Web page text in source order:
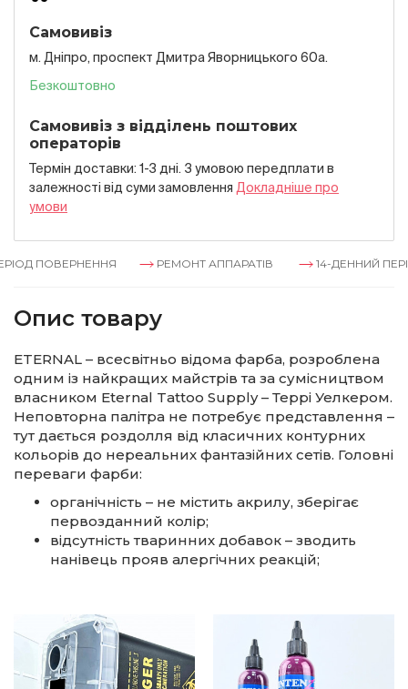
Самовивіз
м. Дніпро, проспект Дмитра Яворницького 60а.
Безкоштовно
Самовивіз з відділень поштових
операторів
Термін доставки: 1-3 дні. З умовою передплати в
залежностi вiд суми замовлення Докладнiше про
умови
ПОВЕРНЕННЯ РЕМОНТ АППАРАТІВ 14-ДЕННИЙ
Опис товару
ETERNAL – всесвітньо відома фарба, розроблена
одним із найкращих майстрів та за сумісництвом
власником Eternal Tattoo Supply – Террі Уелкером.
Неповторна палітра не потребує представлення –
тут дається роздолля від класичних контурних
кольорів до нереальних фантазійних сетів. Головні
переваги фарби:
органічність – не містить акрилу, зберігає
первозданний колір;
відсутність тваринних добавок – зводить
нанівець прояв алергічних реакцій;